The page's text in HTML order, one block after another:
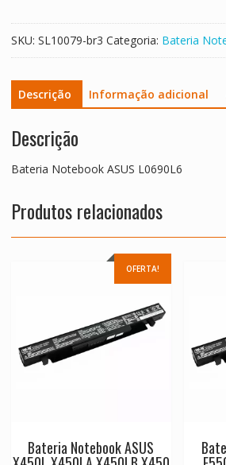
SKU: SL10079-br3 Categoria: Bateria
Descrição Informação adicional
Descrição
Bateria Notebook ASUS L0690L6
Produtos relacionados
OFERTA!
Bateria Notebook ASUS